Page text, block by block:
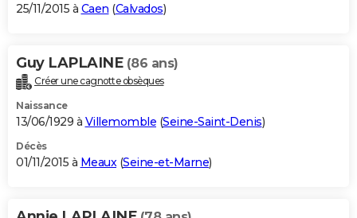
25/11/2015 à Caen (Calvados)
Guy LAPLAINE (86 ans)
Créer une cagnotte obsèques
Naissance
13/06/1929 à Villemomble (Seine-Saint-Denis)
Décès
01/11/2015 à Meaux (Seine-et-Marne)